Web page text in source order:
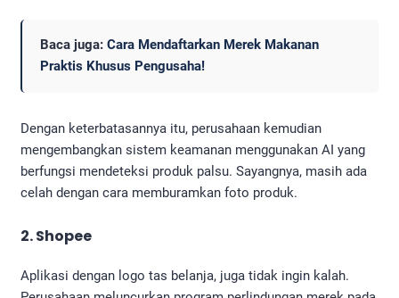
Baca juga: Cara Mendaftarkan Merek Makanan
Praktis Khusus Pengusaha!
Dengan keterbatasannya itu, perusahaan kemudian
mengembangkan sistem keamanan menggunakan AI yang
berfungsi mendeteksi produk palsu. Sayangnya, masih ada
celah dengan cara memburamkan foto produk.
2. Shopee
Aplikasi dengan logo tas belanja, juga tidak ingin kalah.